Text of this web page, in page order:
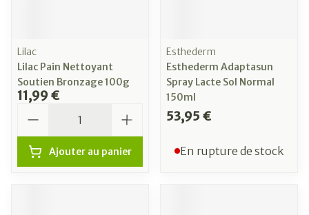
Lilac
Lilac Pain Nettoyant
Soutien Bronzage 100g
11,99 €
Ajouter au panier
Esthederm
Esthederm Adaptasun
Spray Lacte Sol Normal
150ml
53,95 €
En rupture de stock